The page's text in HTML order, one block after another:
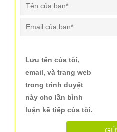
Lưu tên của tôi,
email, và trang web
trong trình duyệt
này cho lần bình
luận kế tiếp của tôi.